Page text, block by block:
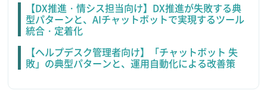
【DX推進・情シス担当向け】DX推進が失敗する典
型パターンと、AIチャットボットで実現するツール
統合・定着化
【ヘルプデスク管理者向け】「チャットボット 失
敗」の典型パターンと、運用自動化による改善策